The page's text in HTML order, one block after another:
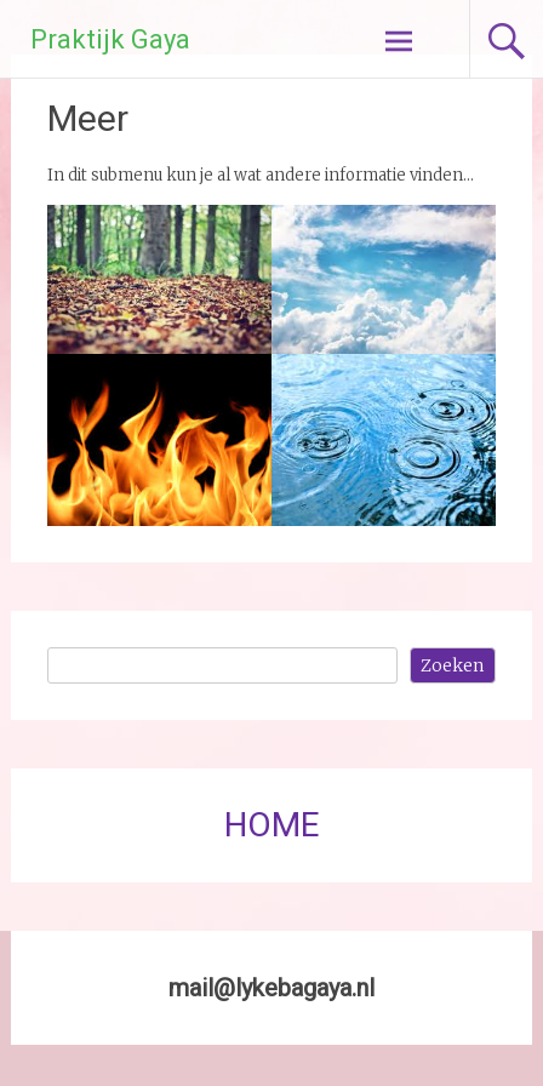
naar
de
inhoud
Praktijk Gaya
Meer
In dit submenu kun je al wat andere informatie vinden…
Zoeken
HOME
mail@lykebagaya.nl